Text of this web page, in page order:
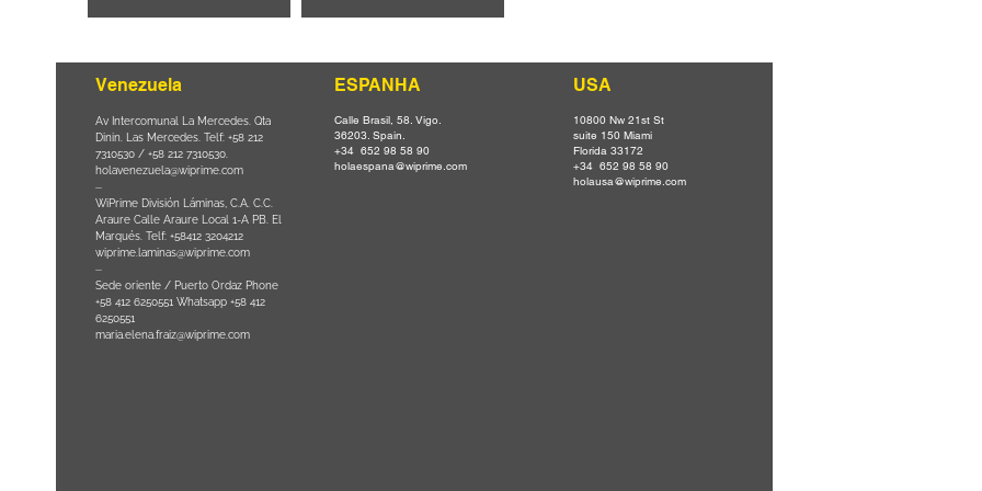
Venezuela
Av Intercomunal La Mercedes. Qta
Dinin. Las Mercedes. Telf: +58 212
7310530 / +58 212 7310530.
holavenezuela@wiprime.com
⏤
WiPrime División Láminas, C.A. C.C.
Araure Calle Araure Local 1-A PB. El
Marqués. Telf: +58412 3204212
wiprime.laminas@wiprime.com
⏤
Sede oriente / Puerto Ordaz Phone
+58 412 6250551 Whatsapp +58 412
6250551
maria.elena.fraiz@wiprime.com
ESPANHA
Calle Brasil, 58. Vigo.
36203. Spain.
+34 652 98 58 90
holaespana@wiprime.com
USA
10800 Nw 21st St
suite 150 Miami
Florida 33172
+34 652 98 58 90
holausa@wiprime.com